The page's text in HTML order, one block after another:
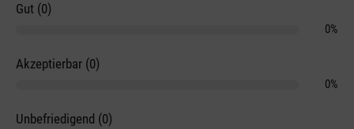
Gut (0)
0%
Akzeptierbar (0)
0%
Unbefriedigend (0)